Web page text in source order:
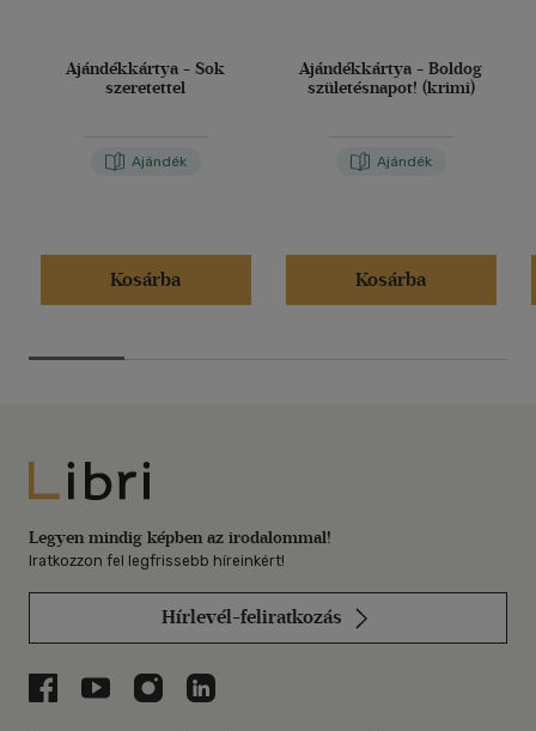
Ajándékkártya - Sok
szeretettel
Ajándék
Kosárba
Ajándékkártya - Boldog
születésnapot! (krimi)
Ajándék
Kosárba
Libri
Legyen mindig képben az irodalommal!
Iratkozzon fel legfrissebb híreinkért!
Hírlevél-feliratkozás
Libri a Facebookon
Libri a Youtube-on
Libri az Instagramon
Libri a LinkedInen